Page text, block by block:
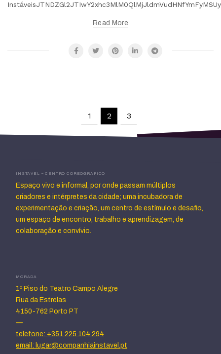
Read More
1 2 3
INSTÁVEL – CENTRO COREOGRÁFICO
Espaço vivo e informal, por onde passam múltiplos
criadores e intérpretes da cidade; uma incubadora de
experimentação e criação, um centro de estímulo e desafio,
um espaço de encontro, trabalho e aprendizagem, de
colaboração e convívio.
MORADA
1º Piso do Teatro Campo Alegre
Rua da Estrelas
4150-762 Porto PT
—
telefone: +351 225 104 294
email: lugar@companhiainstavel.pt